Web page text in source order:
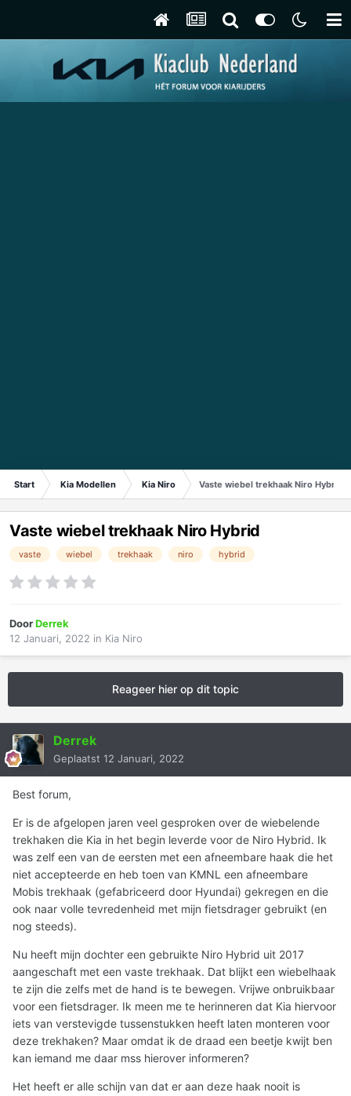
Start Kia Modellen Kia Niro Vaste wiebel trekhaak Niro Hybrid
Vaste wiebel trekhaak Niro Hybrid
vaste wiebel trekhaak niro hybrid
DoorDerrek
12 Januari, 2022 in Kia Niro
Reageer hier op dit topic
Derrek
Geplaatst 12 Januari, 2022
Best forum,
Er is de afgelopen jaren veel gesproken over de wiebelende
trekhaken die Kia in het begin leverde voor de Niro Hybrid. Ik
was zelf een van de eersten met een afneembare haak die het
niet accepteerde en heb toen van KMNL een afneembare
Mobis trekhaak (gefabriceerd door Hyundai) gekregen en die
ook naar volle tevredenheid met mijn fietsdrager gebruikt (en
nog steeds).
Nu heeft mijn dochter een gebruikte Niro Hybrid uit 2017
aangeschaft met een vaste trekhaak. Dat blijkt een wiebelhaak
te zijn die zelfs met de hand is te bewegen. Vrijwe onbruikbaar
voor een fietsdrager. Ik meen me te herinneren dat Kia hiervoor
iets van verstevigde tussenstukken heeft laten monteren voor
deze trekhaken? Maar omdat ik de draad een beetje kwijt ben
kan iemand me daar mss hierover informeren?
Het heeft er alle schijn van dat er aan deze haak nooit is